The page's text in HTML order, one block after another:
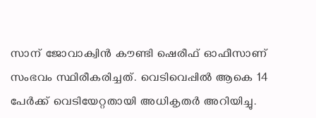
സാന് ജോവാക്വിൻ കൗണ്ടി ഷെരീഫ് ഓഫീസാണ്
സംഭവം സ്ഥിരീകരിച്ചത്. വെടിവെപ്പിൽ ആകെ 14
പേർക്ക് വെടിയേറ്റതായി അധികൃതർ അറിയിച്ചു.